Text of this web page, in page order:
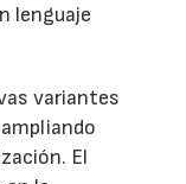
lenguaje
variantes
El